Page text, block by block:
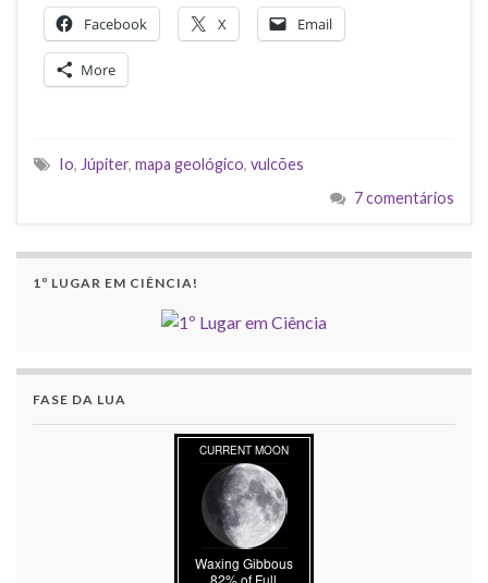
Facebook X Email
More
Io, Júpiter, mapa geológico, vulcões
7 comentários
1º LUGAR EM CIÊNCIA!
FASE DA LUA